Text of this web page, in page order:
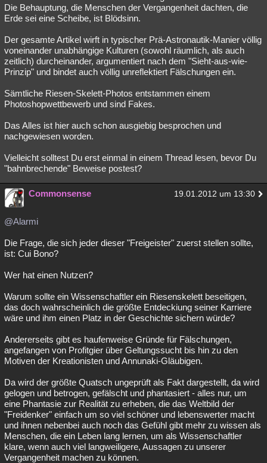
Die Behauptung, die Menschen der Vergangenheit dachten, die
Erde sei eine Scheibe, ist Blödsinn.
Der gesamte Artikel wirft in typischer Prä-Astronautik-Manier völlig
voneinander unabhängige Kulturen (sowohl räumlich, als auch
zeitlich) durcheinander, argumentiert nach dem "Sieht-aus-wie-
Prinzip" und bindet auch völlig unreflektiert Fälschungen ein.
Sämtliche Riesen-Skelett-Photos entstammen einem
Photoshopwettbewerb und sind Fakes.
Das Alles ist hier auch schon ausgiebig besprochen und
nachgewiesen worden.
Vielleicht solltest Du erst einmal in einem Thread lesen, bevor Du
"bahnbrechende" Beweise postest?
Commonsense 19.01.2012 um 13:30
@Alarmi
Die Frage, die sich jeder dieser "Freigeister" zuerst stellen sollte,
ist: Cui Bono?
Wer hat einen Nutzen?
Warum sollte ein Wissenschaftler ein Riesenskelett beseitigen,
das doch wahrscheinlich die größte Entdeckiung seiner Karriere
wäre und ihm einen Platz in der Geschichte sichern würde?
Andererseits gibt es haufenweise Gründe für Fälschungen,
angefangen von Profitgier über Geltungssucht bis hin zu den
Motiven der Kreationisten und Annunaki-Gläubigen.
Da wird der größte Quatsch ungeprüft als Fakt dargestellt, da wird
gelogen und betrogen, gefälscht und phantasiert - alles nur, um
eine Phantasie zur Realität zu erheben, die das Weltbild der
"Freidenker" einfach um so viel schöner und lebenswerter macht
und ihnen nebenbei auch noch das Gefühl gibt mehr zu wissen als
Menschen, die ein Leben lang lernen, um als Wissenschaftler
klare, wenn auch viel langweiligere, Aussagen zu unserer
Vergangenheit machen zu können.